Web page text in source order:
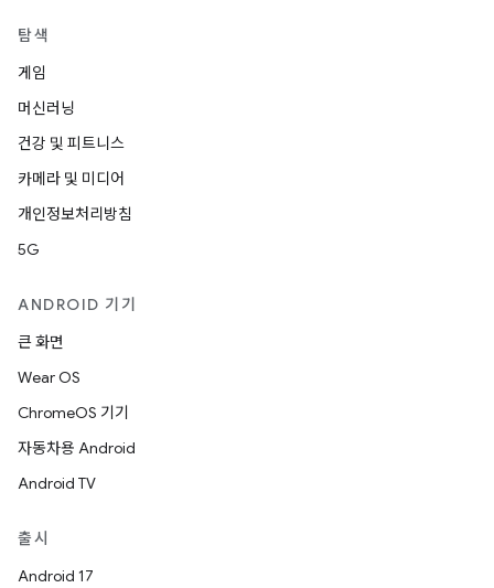
탐색
게임
머신러닝
건강 및 피트니스
카메라 및 미디어
개인정보처리방침
5G
ANDROID 기기
큰 화면
Wear OS
ChromeOS 기기
자동차용 Android
Android TV
출시
Android 17